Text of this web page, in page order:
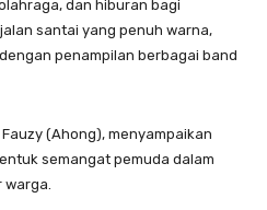
dan hiburan bagi
santai yang penuh warna,
penampilan berbagai band
Fauzy (Ahong), menyampaikan
semangat pemuda dalam